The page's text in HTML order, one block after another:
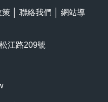
策 聯絡我們
網站導
江路209號